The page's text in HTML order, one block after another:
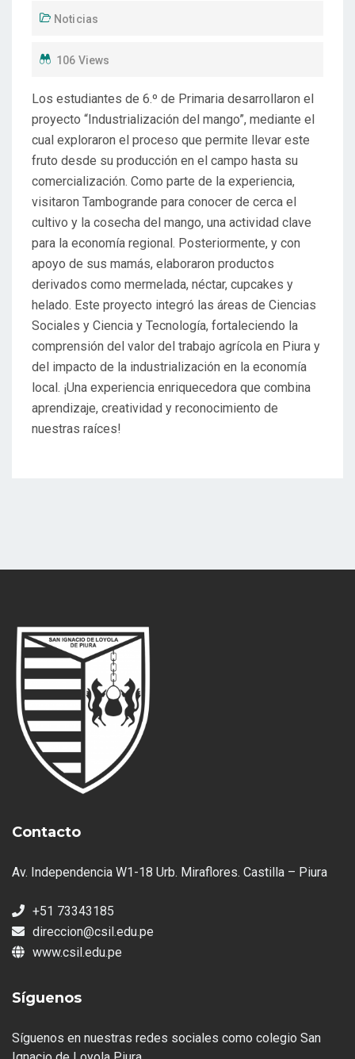
Noticias
106 Views
Los estudiantes de 6.º de Primaria desarrollaron el
proyecto “Industrialización del mango”, mediante el
cual exploraron el proceso que permite llevar este
fruto desde su producción en el campo hasta su
comercialización. Como parte de la experiencia,
visitaron Tambogrande para conocer de cerca el
cultivo y la cosecha del mango, una actividad clave
para la economía regional. Posteriormente, y con
apoyo de sus mamás, elaboraron productos
derivados como mermelada, néctar, cupcakes y
helado. Este proyecto integró las áreas de Ciencias
Sociales y Ciencia y Tecnología, fortaleciendo la
comprensión del valor del trabajo agrícola en Piura y
del impacto de la industrialización en la economía
local. ¡Una experiencia enriquecedora que combina
aprendizaje, creatividad y reconocimiento de
nuestras raíces!
Contacto
Av. Independencia W1-18 Urb. Miraflores. Castilla – Piura
+51 73343185
direccion@csil.edu.pe
www.csil.edu.pe
Síguenos
Síguenos en nuestras redes sociales como colegio San